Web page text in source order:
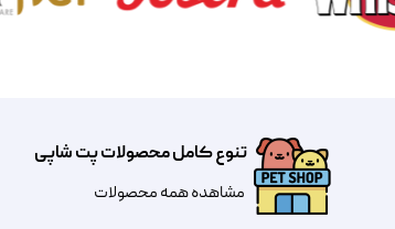
تنوع کامل محصولات پت شاپی
مشاهده همه محصولات